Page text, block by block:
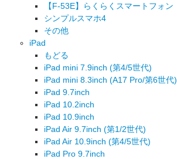
【F-53E】らくらくスマートフォン
シンプルスマホ4
その他
iPad
もどる
iPad mini 7.9inch (第4/5世代)
iPad mini 8.3inch (A17 Pro/第6世代)
iPad 9.7inch
iPad 10.2inch
iPad 10.9inch
iPad Air 9.7inch (第1/2世代)
iPad Air 10.9inch (第4/5世代)
iPad Pro 9.7inch